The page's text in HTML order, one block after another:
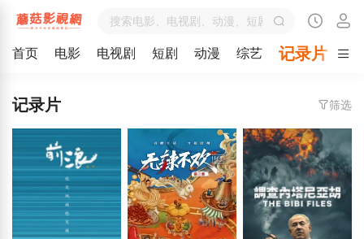
首页 电影 电视剧 短剧 动漫 综艺 记录片 演
记录片 筛选